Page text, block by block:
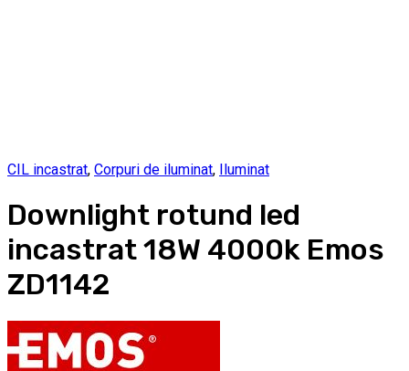
CIL incastrat, Corpuri de iluminat, Iluminat
Downlight rotund led
incastrat 18W 4000k Emos
ZD1142